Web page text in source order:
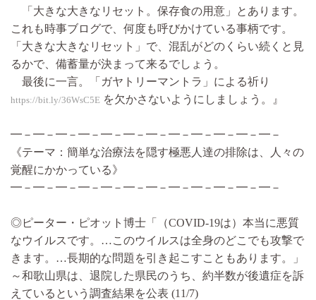
「大きな大きなリセット。保存食の用意」とあります。
これも時事ブログで、何度も呼びかけている事柄です。
「大きな大きなリセット」で、混乱がどのくらい続くと見
るかで、備蓄量が決まって来るでしょう。
最後に一言。「ガヤトリーマントラ」による祈り
https://bit.ly/36WsC5E を欠かさないようにしましょう。』
━－━－━－━－━－━－━－━－━－━－━－━－
《テーマ：簡単な治療法を隠す極悪人達の排除は、人々の
覚醒にかかっている》
━－━－━－━－━－━－━－━－━－━－━－━－
◎ピーター・ピオット博士「（COVID-19は）本当に悪質
なウイルスです。…このウイルスは全身のどこでも攻撃で
きます。…長期的な問題を引き起こすこともあります。」
～和歌山県は、退院した県民のうち、約半数が後遺症を訴
えているという調査結果を公表 (11/7)